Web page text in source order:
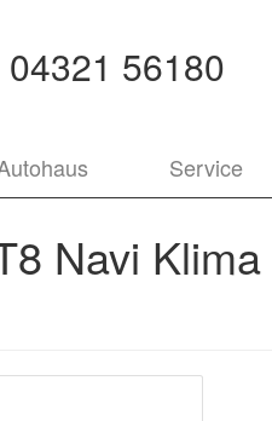
04321 56180
Service
Navi